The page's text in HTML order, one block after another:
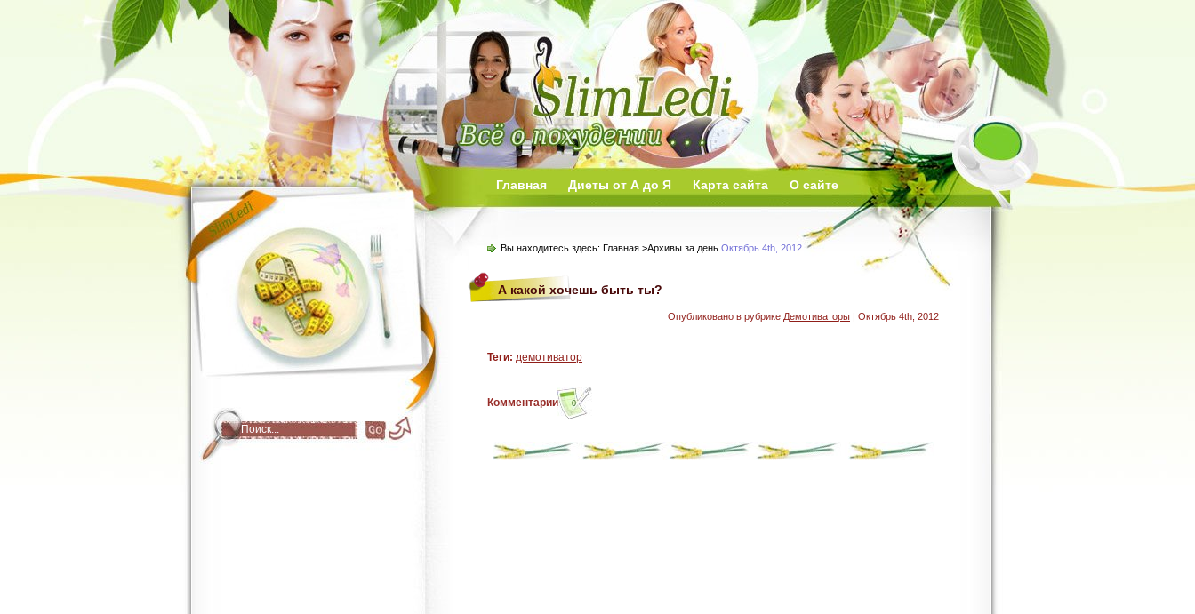
Главная Диеты от А до Я Карта сайта О сайте
Вы находитесь здесь: Главная >Архивы за день Октябрь 4th, 2012
А какой хочешь быть ты?
Опубликовано в рубрике Демотиваторы | Октябрь 4th, 2012
Теги: демотиватор
Комментарии 0